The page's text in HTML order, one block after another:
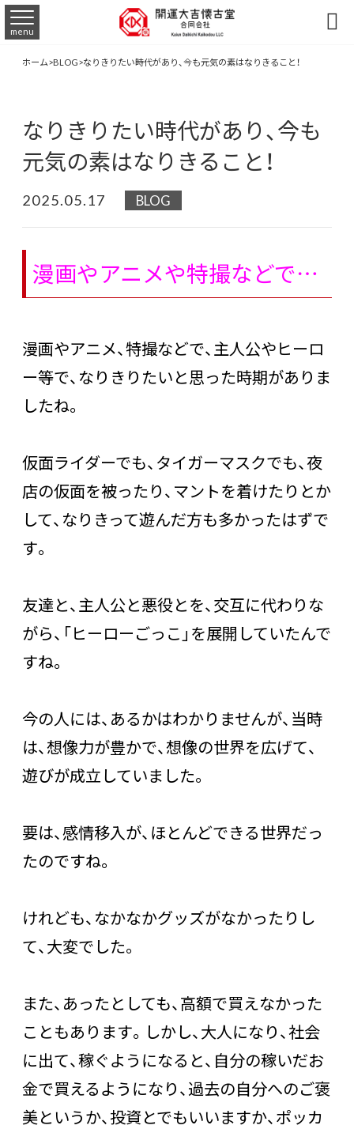
menu 
ホーム>BLOG>なりきりたい時代があり、今も元気の素はなりきること！
なりきりたい時代があり、今も
元気の素はなりきること！
2025.05.17 BLOG
漫画やアニメや特撮などで…
漫画やアニメ、特撮などで、主人公やヒーロ
ー等で、なりきりたいと思った時期がありま
したね。
仮面ライダーでも、タイガーマスクでも、夜
店の仮面を被ったり、マントを着けたりとか
して、なりきって遊んだ方も多かったはずで
す。
友達と、主人公と悪役とを、交互に代わりな
がら、「ヒーローごっこ」を展開していたんで
すね。
今の人には、あるかはわかりませんが、当時
は、想像力が豊かで、想像の世界を広げて、
遊びが成立していました。
要は、感情移入が、ほとんどできる世界だっ
たのですね。
けれども、なかなかグッズがなかったりし
て、大変でした。
また、あったとしても、高額で買えなかった
こともあります。しかし、大人になり、社会
に出て、稼ぐようになると、自分の稼いだお
金で買えるようになり、過去の自分へのご褒
美というか、投資とでもいいますか、ポッカ